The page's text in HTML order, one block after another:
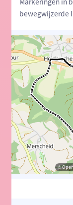
bewegwijzerde
©